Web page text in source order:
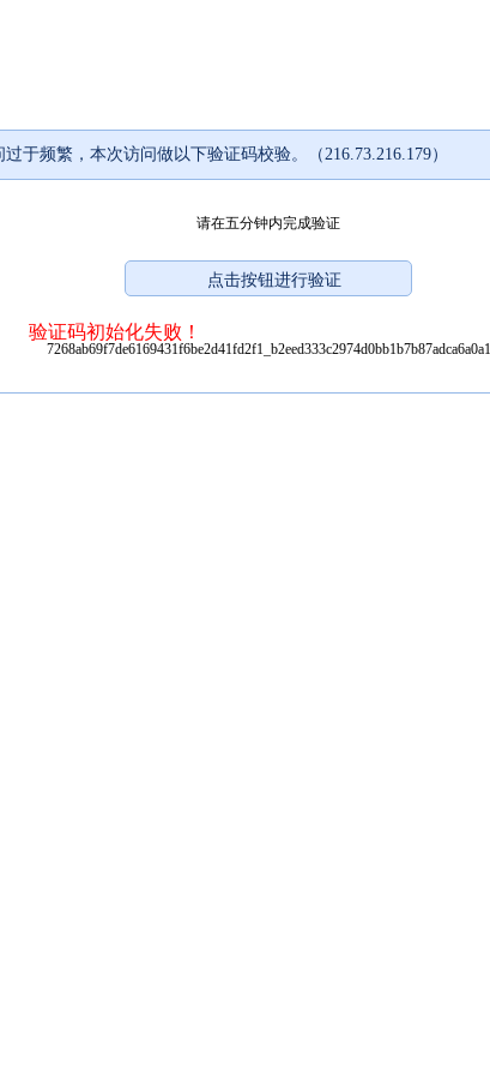
过于频繁，本次访问做以下验证码校验。（216.73.216.179）
请在五分钟内完成验证
验证码初始化失败！
7268ab69f7de6169431f6be2d41fd2f1_b2eed333c2974d0bb1b7b87adca6a0a1